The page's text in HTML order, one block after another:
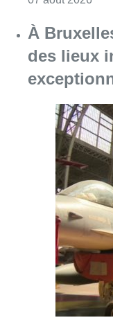
06 août 2026
Saint-
Senne et
classés